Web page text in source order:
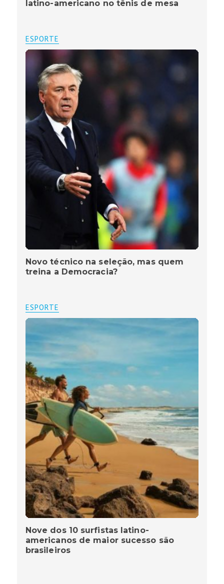
latino-americano no tênis de mesa
ESPORTE
Novo técnico na seleção, mas quem
treina a Democracia?
ESPORTE
Nove dos 10 surfistas latino-
americanos de maior sucesso são
brasileiros